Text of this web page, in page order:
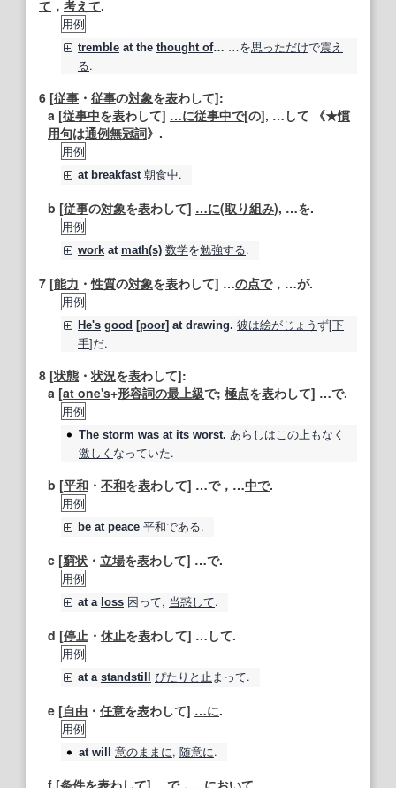
て ， 考えて.
用例
tremble atthe thought of… …を思っただけで震え
る.
6 [従事 ・ 従事の対象を表わして]:
a [従事中を表わして] …に従事中で[の], …して 《★慣
用句は通例無冠詞》.
用例
at breakfast 朝食中.
b [従事の対象を表わして] …に(取り組み), …を.
用例
work at math(s) 数学を勉強する.
7 [能力 ・性質の対象を表わして] …の点で，…が.
用例
He's good [poor] atdrawing. 彼は絵がじょうず[下
手]だ.
8 [状態 ・状況を表わして]:
a [at one's+形容詞の最上級で; 極点を表わして] …で.
用例
The storm was atits worst. あらしはこの上もなく
激しく なっていた.
b [平和 ・ 不和を表わして] …で，…中で.
用例
be at peace 平和である.
c [窮状 ・ 立場を表わして] …で.
用例
ata loss 困って, 当惑して.
d [停止 ・ 休止を表わして] …して.
用例
ata standstill ぴたりと止まって.
e [自由 ・ 任意を表わして] …に.
用例
atwill 意のままに, 随意に.